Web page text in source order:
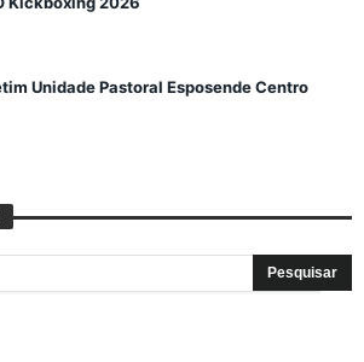
Unidade Pastoral Esposende Centro